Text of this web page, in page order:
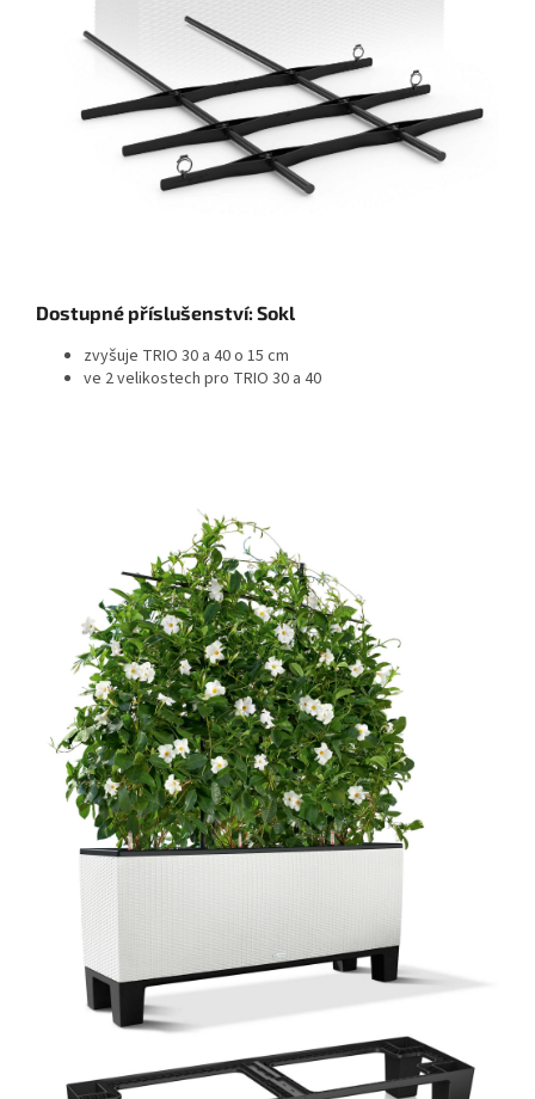
Dostupné příslušenství: Sokl
zvyšuje TRIO 30 a 40 o 15 cm
ve 2 velikostech pro TRIO 30 a 40